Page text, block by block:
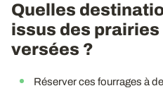
Quelles
issus des prairies
versées ?
Réserver ces fourrages à